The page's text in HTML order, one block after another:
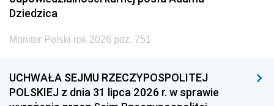
Dziedzica
Monitor Polski rok 2026 poz. 751
UCHWAŁA SEJMU RZECZYPOSPOLITEJ
POLSKIEJ z dnia 31 lipca 2026 r. w sprawie